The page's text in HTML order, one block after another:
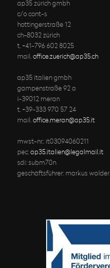
ap35 zürich gmbh
c/o cont-s
hottingerstraße 12
ch-8032 zürich
t. +41-796 602 8025
mail. office.zuerich@ap35.ch
ap35 italien gmbh
gampenstraße 92 a
i-39012 meran
t. +39-333 970 57 24
mail. office.meran@ap35.it
mwst-nr.: it03094060211
pec: ap35.italien@legalmail.it
sdi: subm70n
geschäftsführer: markus walder